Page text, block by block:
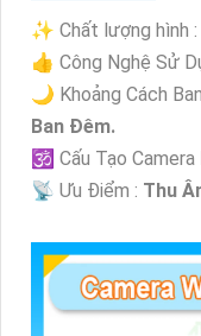
✨ Chất lượng hình :
👍 Công Nghệ Sử
🌙 Khoảng Cách
Ban Ðêm.
🕉️ Cấu Tạo Camera
️📡 Ưu Điểm : Thu